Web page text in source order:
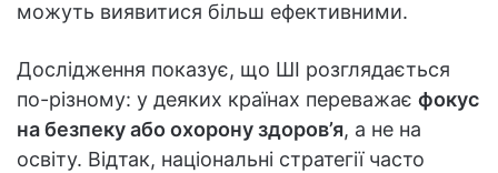
можуть виявитися більш ефективними.
Дослідження показує, що ШІ розглядається
по-різному: у деяких країнах переважає фокус
на безпеку або охорону здоров’я, а не на
освіту. Відтак, національні стратегії часто